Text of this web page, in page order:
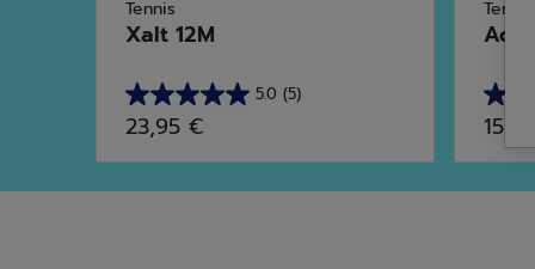
Tennis
Xalt 12M
5.0 (5)
5.0
sur
5
étoiles.
23,95 €
Tennis
5.0
sur
5
15,95